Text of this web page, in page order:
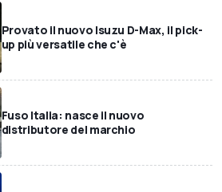
Provato il nuovo Isuzu D-Max, il pick-
up più versatile che c'è
Fuso Italia: nasce il nuovo
distributore del marchio